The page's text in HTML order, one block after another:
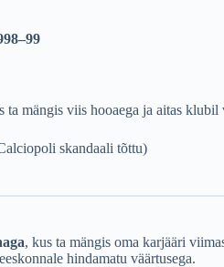
ta mängis viis hooaega ja aitas klubil
skandaali tõttu)
, kus ta mängis oma karjääri
hindamatu väärtusega.